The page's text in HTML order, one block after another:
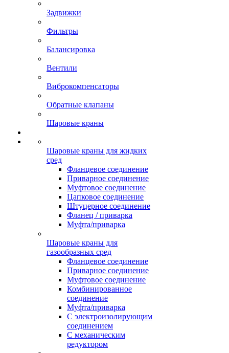
Задвижки
Фильтры
Балансировка
Вентили
Виброкомпенсаторы
Обратные клапаны
Шаровые краны
Шаровые краны для жидких
сред
Фланцевое соединение
Приварное соединение
Муфтовое соединение
Цапковое соединение
Штуцерное соединение
Фланец / приварка
Муфта/приварка
Шаровые краны для
газообразных сред
Фланцевое соединение
Приварное соединение
Муфтовое соединение
Комбинированное
соединение
Муфта/приварка
С электроизолирующим
соединением
С механическим
редуктором